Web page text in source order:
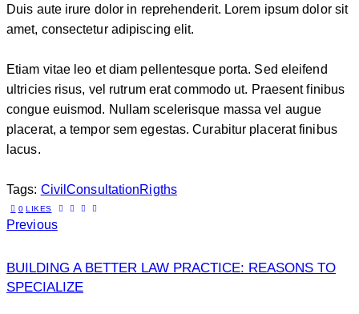
Duis aute irure dolor in reprehenderit. Lorem ipsum dolor sit
amet, consectetur adipiscing elit.
Etiam vitae leo et diam pellentesque porta. Sed eleifend
ultricies risus, vel rutrum erat commodo ut. Praesent finibus
congue euismod. Nullam scelerisque massa vel augue
placerat, a tempor sem egestas. Curabitur placerat finibus
lacus.
Tags: CivilConsultationRigths
0 LIKES
Previous
BUILDING A BETTER LAW PRACTICE: REASONS TO
SPECIALIZE